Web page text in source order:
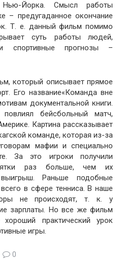
Йорка. Смысл работы
– предугаданное окончание
Т. е. данный фильм помимо
суть работы людей,
спортивные прогнозы –
который описывает прямое
Его название«Команда вне
документальной книги.
бейсбольный матч,
Картина рассказывает
команде, которая из-за
мафии и специально
За это игроки получили
раз больше, чем их
Раньше подобные
в сфере тенниса. В наше
не происходят, т. к. у
зарплаты. Но все же фильм
практический урок
игры.
0